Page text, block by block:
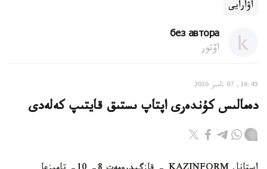
اۋارايى
без автора
اۆتور
16:45, 07 تامىز 2026
دەمالىس كۇندەرى اپتاپ ىستىق قايتىپ كەلەدى